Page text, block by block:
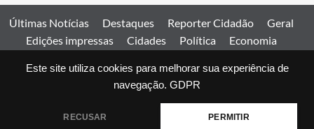
Este site utiliza cookies para melhorar sua experiência de
navegação. GDPR
RECUSAR PERMITIR
Últimas Notícias Destaques Reporter Cidadão
Geral
Edições impressas
Cidades Política
Economia
Comercial
Edições impressas Expediente Home
© 2026 Jornal Estado de Goiás. Todos os direitos reservados.